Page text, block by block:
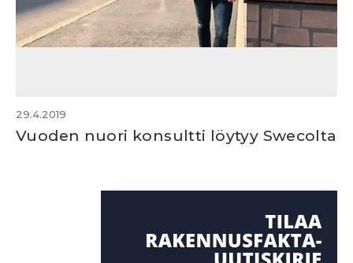
29.4.2019
Vuoden nuori konsultti löytyy Swecolta